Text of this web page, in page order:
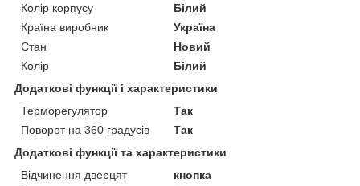
Колір корпусу
Білий
Країна виробник
Україна
Стан
Новий
Колір
Білий
Додаткові функції і характеристики
Терморегулятор
Так
Поворот на 360 градусів
Так
Додаткові функції та характеристики
Відчинення дверцят
кнопка